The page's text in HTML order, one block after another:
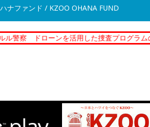
ナファンド / KZOO OHANA FUND
を活用した捜査プログラムの運用を開始